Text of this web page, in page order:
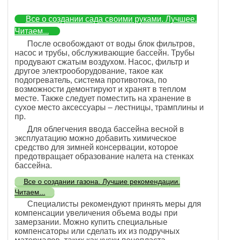
Все о создании сада своими руками. Лучшее.
Читаем...
После освобождают от воды блок фильтров,
насос и трубы, обслуживающие бассейн. Трубы
продувают сжатым воздухом. Насос, фильтр и
другое электрооборудование, такое как
подогреватель, система противотока, по
возможности демонтируют и хранят в теплом
месте. Также следует поместить на хранение в
сухое место аксессуары – лестницы, трамплины и
пр.
Для облегчения ввода бассейна весной в
эксплуатацию можно добавить химическое
средство для зимней консервации, которое
предотвращает образование налета на стенках
бассейна.
Все о создании газона. Лучшие рекомендации.
Читаем...
Специалисты рекомендуют принять меры для
компенсации увеличения объема воды при
замерзании. Можно купить специальные
компенсаторы или сделать их из подручных